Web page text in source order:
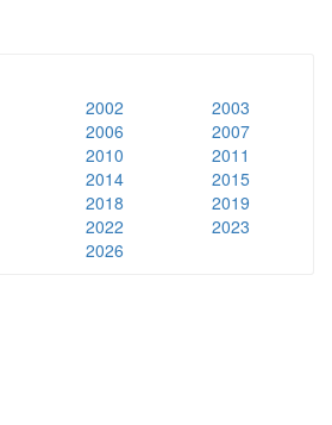
2002
2003
2006
2007
2010
2011
2014
2015
2018
2019
2022
2023
2026